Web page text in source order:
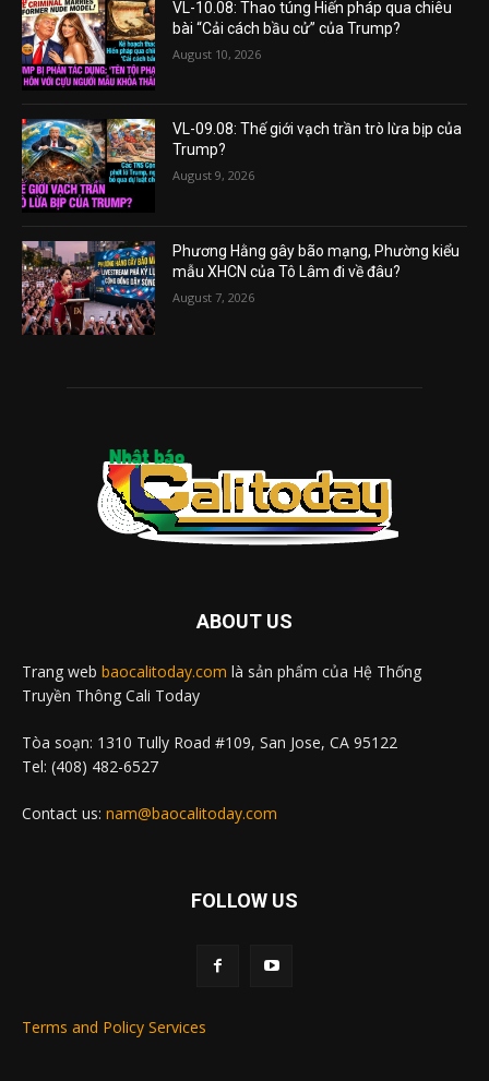
VL-10.08: Thao túng Hiến pháp qua chiêu
bài “Cải cách bầu cử” của Trump?
August 10, 2026
VL-09.08: Thế giới vạch trần trò lừa bịp của
Trump?
August 9, 2026
Phương Hằng gây bão mạng, Phường kiểu
mẫu XHCN của Tô Lâm đi về đâu?
August 7, 2026
ABOUT US
Trang web baocalitoday.com là sản phẩm của Hệ Thống
Truyền Thông Cali Today
Tòa soạn: 1310 Tully Road #109, San Jose, CA 95122
Tel: (408) 482-6527
Contact us: nam@baocalitoday.com
FOLLOW US
Terms and Policy Services